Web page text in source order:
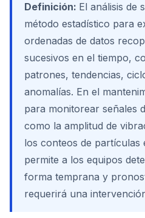
Definición: El análisis de
método estadístico para
ordenadas de datos
sucesivos en el tiempo,
patrones, tendencias,
anomalías. En el
para monitorear señales
como la amplitud de
los conteos de partículas
permite a los equipos
forma temprana y
requerirá una